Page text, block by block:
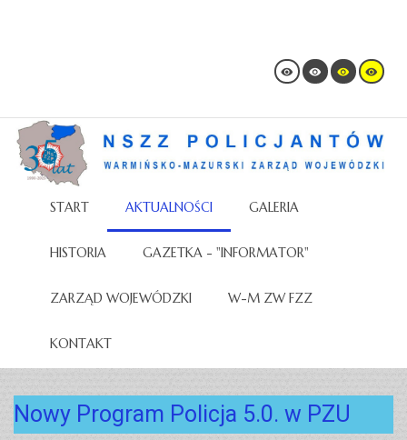
START AKTUALNOŚCI GALERIA
HISTORIA GAZETKA - "INFORMATOR"
ZARZĄD WOJEWÓDZKI W-M ZW FZZ
KONTAKT
Nowy Program Policja 5.0. w PZU